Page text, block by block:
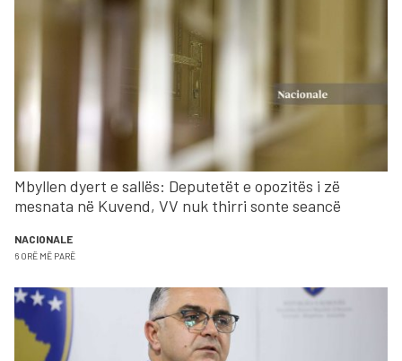
Mbyllen dyert e sallës: Deputetët e opozitës i zë
mesnata në Kuvend, VV nuk thirri sonte seancë
NACIONALE
6 ORË MË PARË